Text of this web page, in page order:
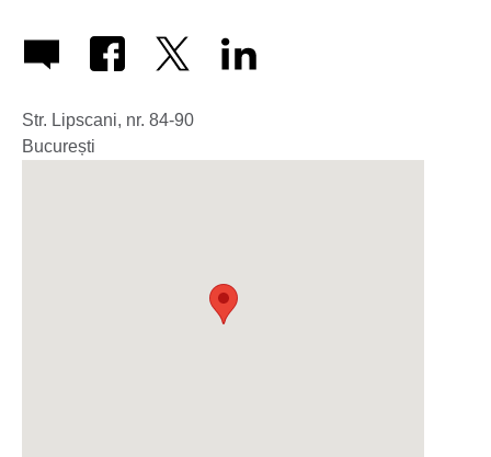
Str. Lipscani, nr. 84-90
București